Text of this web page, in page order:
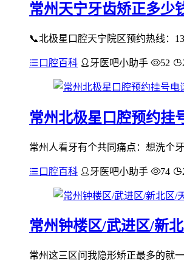
常州天宁牙齿矫正多少
📞北极星口腔天宁院区预约热线：
口腔百科 牙医吧小助手 52
常州北极星口腔预约挂
常州人看牙有个共同痛点：想洗个
口腔百科 牙医吧小助手 74
常州钟楼区/武进区/新
常州这三区问我隐形矫正最多的就